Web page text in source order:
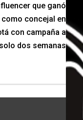
que ganó
como concejal en
con campaña a
solo dos semanas